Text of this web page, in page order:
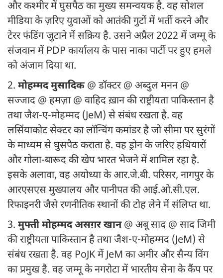
और कश्मीर में घुसपैठ का मुख्य समन्वयक है. वह सोशल
मीडिया के ज़रिए युवाओं को आतंकी गुटों में भर्ती करने और
टेरर फंडिंग जुटाने में सक्रिय है. उसने अप्रैल 2022 में जम्मू के
संजवान में PDP कार्यालय के पास नाका पार्टी पर हुए हमले
को अंजाम दिया था.
2. मोहम्मद मुसादिक @ डॉक्टर @ अब्दुल मनन @
सज्जाद @ हमज़ा @ वाहिद ख़ान की राष्ट्रीयता पाकिस्तान है
तथा जैश-ए-मोहम्मद (JeM) से संबंध रखता है. वह
लसिंयाकोट सेक्टर का लॉन्चिंग कमांडर है जो सीमा पर सुरंगों
के माध्यम से घुसपैठ कराता है. वह ड्रोन के जरिए हथियारों
और गोला-बारूद की खेप भारत भेजने में शामिल रहा है.
इसके अलावा, वह अयोध्या के आर.जे.बी. परिसर, नागपुर के
आरएसएस मुख्यालय और पानीपत की आई.ओ.सी.एल.
रिफाइनरी जैसे रणनीतिक स्थानों की टोह लेने में संलिप्त था.
3. मुफ्ती मोहम्मद असग़र खान@ अबू साद @ साद जिमी
की राष्ट्रीयता पाकिस्तान है तथा जैश-ए-मोहम्मद (JeM) से
संबंध रखता है. वह PoJK में JeM का अमीर और सैन्य विंग
का प्रमुख है. वह जम्मू के नगरोटा में भारतीय सेना के कैंप पर